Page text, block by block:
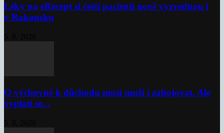
Léky na eRecept si čeští pacienti nově vyzvednou i
v Rakousku
O výchovné k důchodu musí muži i zabojovat. Ale
vyplatí se...